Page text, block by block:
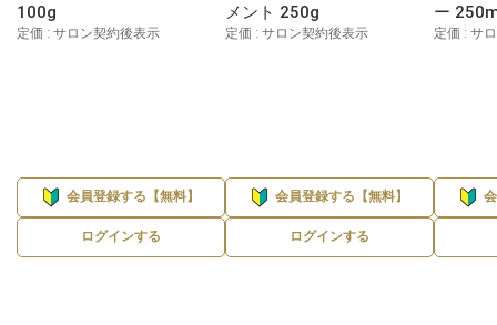
100g
定価 : サロン契約後表示
会員登録する【無料】
ログインする
メント 250g
定価 : サロン契約後表示
会員登録する【無料】
ログインする
ー
定価 : サ